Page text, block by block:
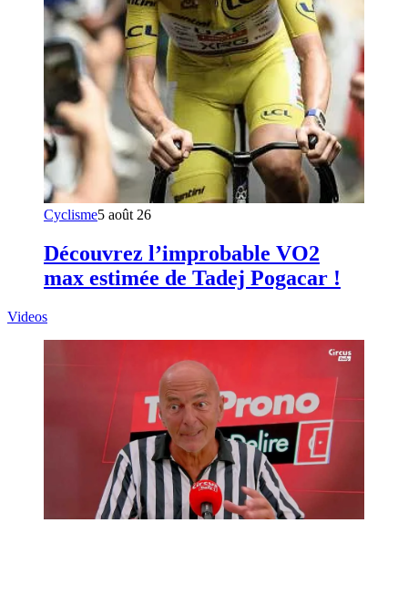
Cyclisme5 août 26
Découvrez l’improbable VO2
max estimée de Tadej Pogacar !
Videos